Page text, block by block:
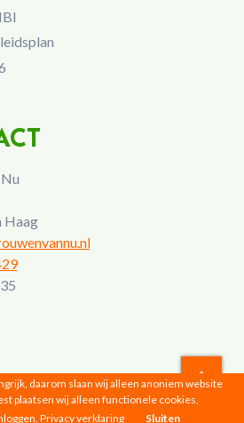
Haag
© 2026 |Privacyverklaring
daarom slaan wij alleen anoniem website
plaatsen wij alleen functionele cookies,
Privacy verklaring Sluiten